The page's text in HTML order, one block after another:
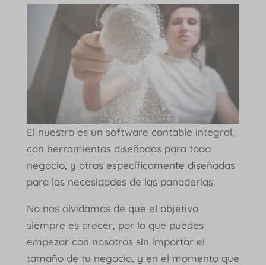
El nuestro es un software contable integral,
con herramientas diseñadas para todo
negocio, y otras específicamente diseñadas
para las necesidades de las panaderías.
No nos olvidamos de que el objetivo
siempre es crecer, por lo que puedes
empezar con nosotros sin importar el
tamaño de tu negocio, y en el momento que